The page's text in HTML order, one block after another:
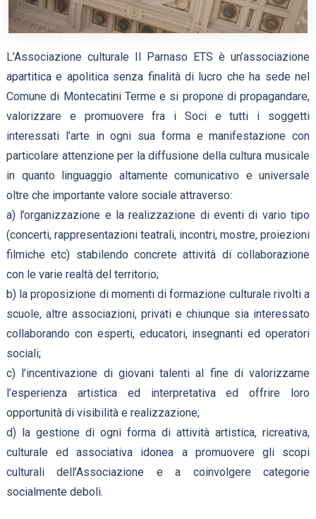
L’Associazione culturale Il Parnaso ETS è un’associazione
apartitica e apolitica senza finalità di lucro che ha sede nel
Comune di Montecatini Terme e si propone di propagandare,
valorizzare e promuovere fra i Soci e tutti i soggetti
interessati l’arte in ogni sua forma e manifestazione con
particolare attenzione per la diffusione della cultura musicale
in quanto linguaggio altamente comunicativo e universale
oltre che importante valore sociale attraverso:
a) l’organizzazione e la realizzazione di eventi di vario tipo
(concerti, rappresentazioni teatrali, incontri, mostre, proiezioni
filmiche etc) stabilendo concrete attività di collaborazione
con le varie realtà del territorio;
b) la proposizione di momenti di formazione culturale rivolti a
scuole, altre associazioni, privati e chiunque sia interessato
collaborando con esperti, educatori, insegnanti ed operatori
sociali;
c) l’incentivazione di giovani talenti al fine di valorizzarne
l’esperienza artistica ed interpretativa ed offrire loro
opportunità di visibilità e realizzazione;
d) la gestione di ogni forma di attività artistica, ricreativa,
culturale ed associativa idonea a promuovere gli scopi
culturali dell’Associazione e a coinvolgere categorie
socialmente deboli.